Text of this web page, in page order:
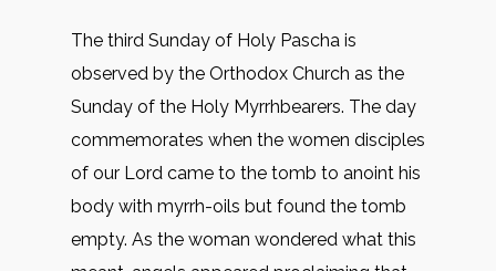
The third Sunday of Holy Pascha is
observed by the Orthodox Church as the
Sunday of the Holy Myrrhbearers. The day
commemorates when the women disciples
of our Lord came to the tomb to anoint his
body with myrrh-oils but found the tomb
empty. As the woman wondered what this